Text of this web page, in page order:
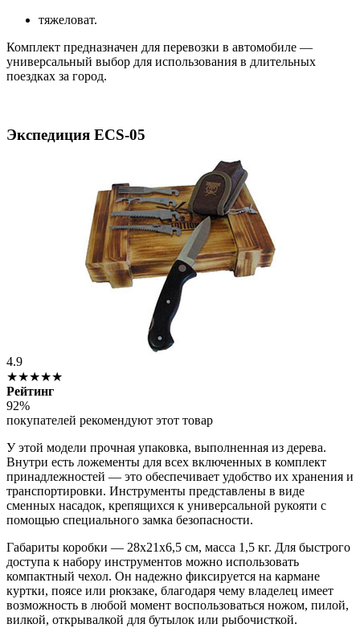
тяжеловат.
Комплект предназначен для перевозки в автомобиле —
универсальный выбор для использования в длительных
поездках за город.
Экспедиция ECS-05
4.9
★★★★★
Рейтинг
92%
покупателей рекомендуют этот товар
У этой модели прочная упаковка, выполненная из дерева.
Внутри есть ложементы для всех включенных в комплект
принадлежностей — это обеспечивает удобство их хранения и
транспортировки. Инструменты представлены в виде
сменных насадок, крепящихся к универсальной рукояти с
помощью специального замка безопасности.
Габариты коробки — 28х21х6,5 см, масса 1,5 кг. Для быстрого
доступа к набору инструментов можно использовать
компактный чехол. Он надежно фиксируется на кармане
куртки, поясе или рюкзаке, благодаря чему владелец имеет
возможность в любой момент воспользоваться ножом, пилой,
вилкой, открывалкой для бутылок или рыбочисткой.